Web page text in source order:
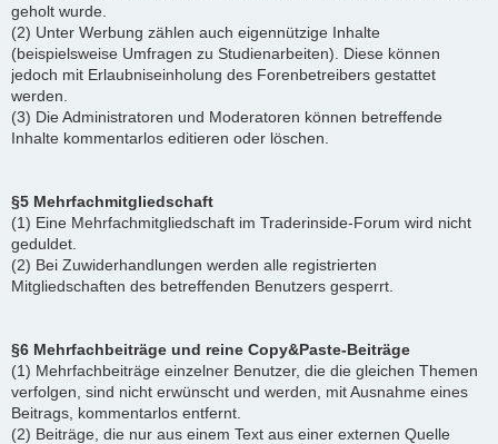
geholt wurde.
(2) Unter Werbung zählen auch eigennützige Inhalte
(beispielsweise Umfragen zu Studienarbeiten). Diese können
jedoch mit Erlaubniseinholung des Forenbetreibers gestattet
werden.
(3) Die Administratoren und Moderatoren können betreffende
Inhalte kommentarlos editieren oder löschen.
§5 Mehrfachmitgliedschaft
(1) Eine Mehrfachmitgliedschaft im Traderinside-Forum wird nicht
geduldet.
(2) Bei Zuwiderhandlungen werden alle registrierten
Mitgliedschaften des betreffenden Benutzers gesperrt.
§6 Mehrfachbeiträge und reine Copy&Paste-Beiträge
(1) Mehrfachbeiträge einzelner Benutzer, die die gleichen Themen
verfolgen, sind nicht erwünscht und werden, mit Ausnahme eines
Beitrags, kommentarlos entfernt.
(2) Beiträge, die nur aus einem Text aus einer externen Quelle